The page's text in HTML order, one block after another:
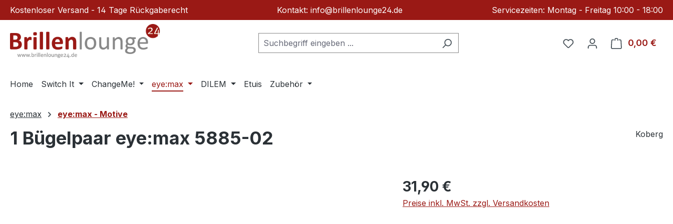
Hauptinhalt springen
Zur Suche springen
Zur Hauptnavigation springen
Kostenloser Versand - 14 Tage Rückgaberecht Kontakt: info@brillenlounge24.de Servicezeiten: Montag - Freitag 10:00 - 18:00
Du hast 0 Produkte auf
0,00 €
Home Switch It ChangeMe! eye:max DILEM Etuis Zubehör
eye:max eye:max - Motive
1 Bügelpaar eye:max 5885-02 Koberg
Regulärer Preis:
31,90 €
Preise inkl. MwSt. zzgl. Versandkosten